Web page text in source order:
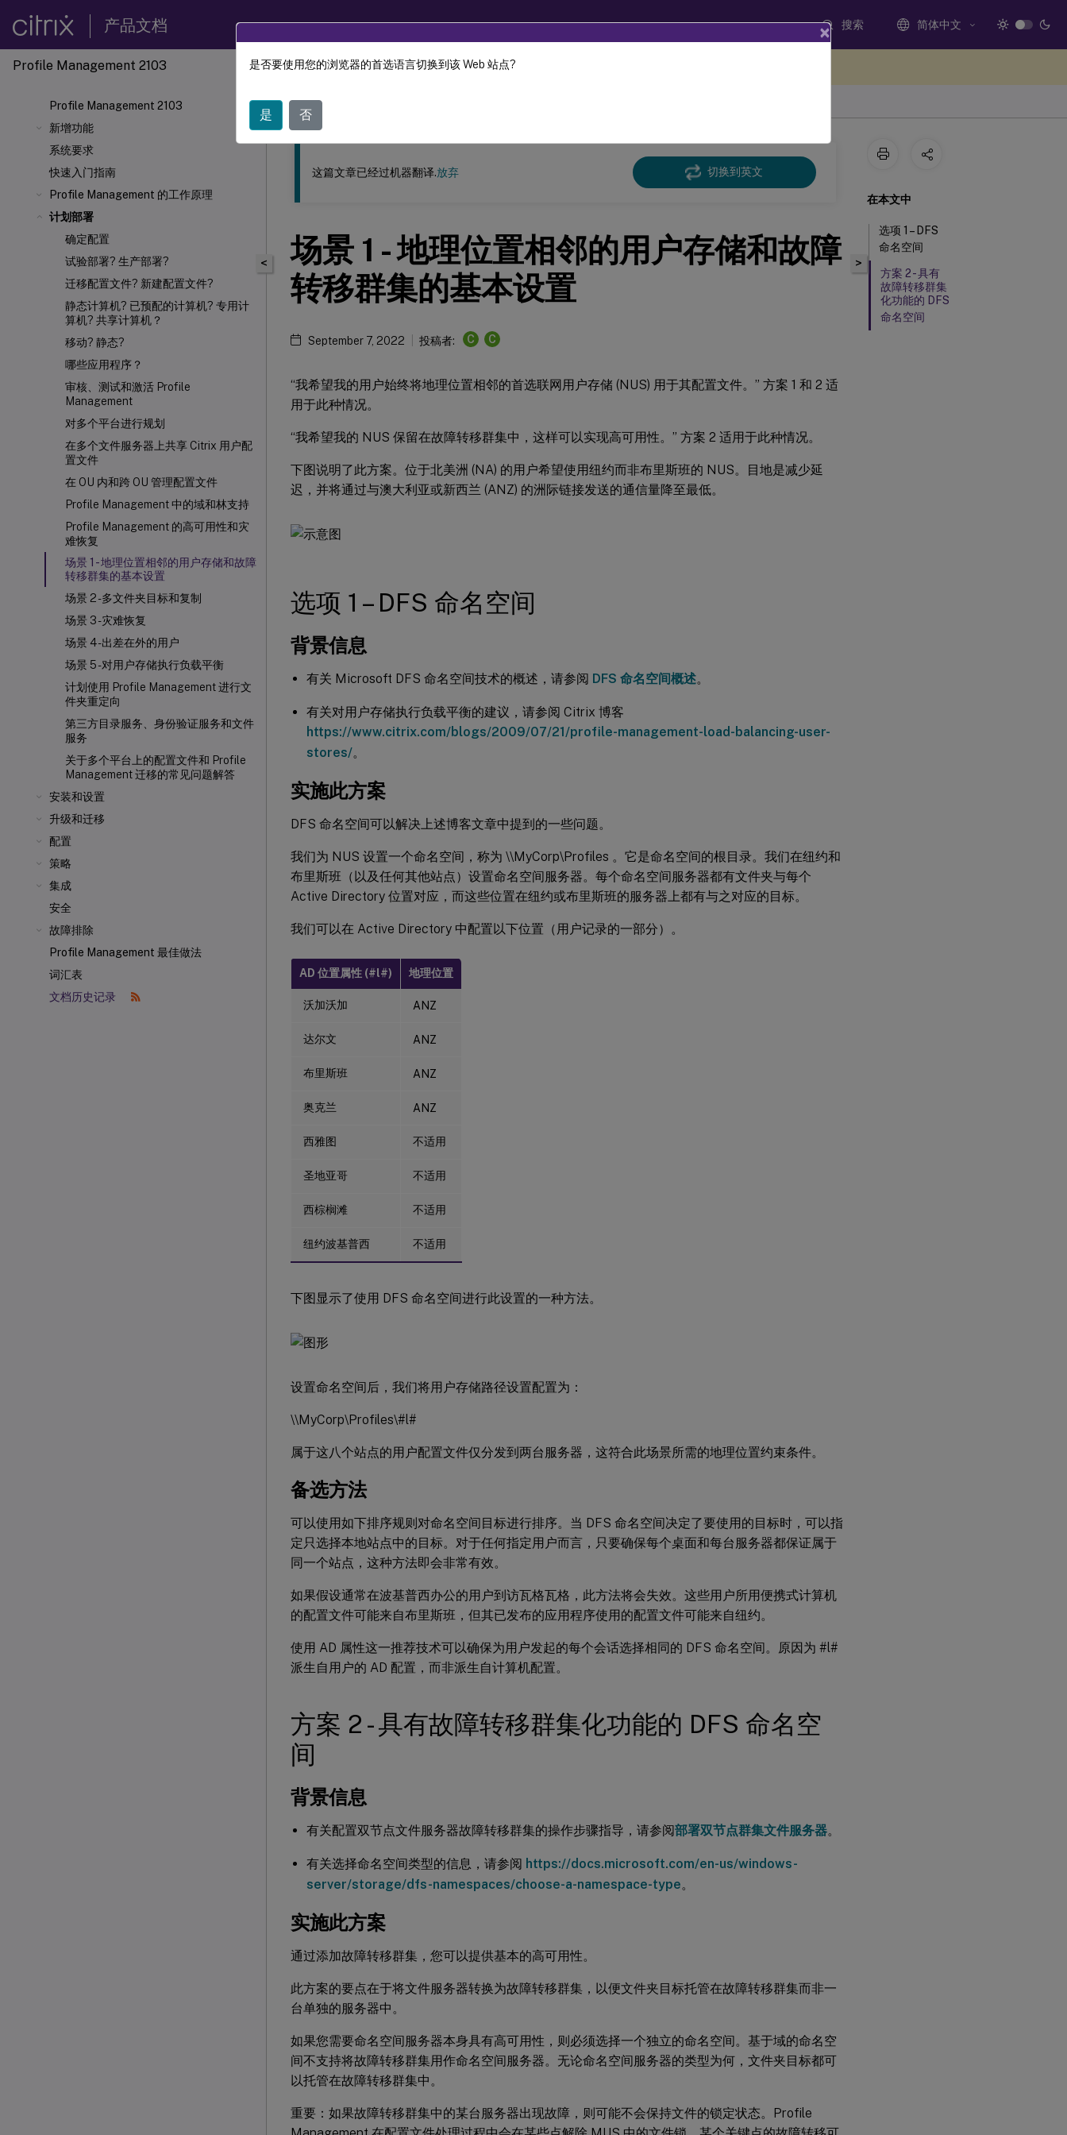
产品文档 搜索 简体中文
Profile Management 2103
Profile Management 2103
新增功能
系统要求
快速入门指南
Profile Management 的工作原理
计划部署
确定配置
试验部署? 生产部署?
迁移配置文件? 新建配置文件?
静态计算机? 已预配的计算机? 专用计
算机? 共享计算机？
移动? 静态?
哪些应用程序？
审核、测试和激活 Profile
Management
对多个平台进行规划
在多个文件服务器上共享 Citrix 用户配
置文件
在 OU 内和跨 OU 管理配置文件
Profile Management 中的域和林支持
Profile Management 的高可用性和灾
难恢复
场景 1 - 地理位置相邻的用户存储和故障
转移群集的基本设置
场景 2 - 多文件夹目标和复制
场景 3 - 灾难恢复
场景 4 - 出差在外的用户
场景 5 - 对用户存储执行负载平衡
计划使用 Profile Management 进行文
件夹重定向
第三方目录服务、身份验证服务和文件
服务
关于多个平台上的配置文件和 Profile
Management 迁移的常见问题解答
安装和设置
升级和迁移
配置
策略
集成
安全
故障排除
Profile Management 最佳做法
词汇表
文档历史记录
此内容已经过机器动态翻译。
<
这篇文章已经过机器翻译.放弃 切换到英文
场景 1 - 地理位置相邻的用户存储和故障
转移群集的基本设置
September 7, 2022 投稿者: C C
“我希望我的用户始终将地理位置相邻的首选联网用户存储 (NUS) 用于其配置文件。” 方案 1 和 2 适
用于此种情况。
“我希望我的 NUS 保留在故障转移群集中，这样可以实现高可用性。” 方案 2 适用于此种情况。
下图说明了此方案。位于北美洲 (NA) 的用户希望使用纽约而非布里斯班的 NUS。目地是减少延
迟，并将通过与澳大利亚或新西兰 (ANZ) 的洲际链接发送的通信量降至最低。
选项 1 – DFS 命名空间
背景信息
有关 Microsoft DFS 命名空间技术的概述，请参阅 DFS 命名空间概述。
有关对用户存储执行负载平衡的建议，请参阅 Citrix 博客
https://www.citrix.com/blogs/2009/07/21/profile-management-load-balancing-user-
stores/。
实施此方案
DFS 命名空间可以解决上述博客文章中提到的一些问题。
我们为 NUS 设置一个命名空间，称为 \\MyCorp\Profiles 。它是命名空间的根目录。我们在纽约和
布里斯班（以及任何其他站点）设置命名空间服务器。每个命名空间服务器都有文件夹与每个
Active Directory 位置对应，而这些位置在纽约或布里斯班的服务器上都有与之对应的目标。
我们可以在 Active Directory 中配置以下位置（用户记录的一部分）。
AD 位置属性 (#l#) 地理位置
沃加沃加 ANZ
达尔文 ANZ
布里斯班 ANZ
奥克兰 ANZ
西雅图 不适用
圣地亚哥 不适用
西棕榈滩 不适用
纽约波基普西 不适用
下图显示了使用 DFS 命名空间进行此设置的一种方法。
设置命名空间后，我们将用户存储路径设置配置为：
\\MyCorp\Profiles\#l#
属于这八个站点的用户配置文件仅分发到两台服务器，这符合此场景所需的地理位置约束条件。
备选方法
可以使用如下排序规则对命名空间目标进行排序。当 DFS 命名空间决定了要使用的目标时，可以指
定只选择本地站点中的目标。对于任何指定用户而言，只要确保每个桌面和每台服务器都保证属于
同一个站点，这种方法即会非常有效。
如果假设通常在波基普西办公的用户到访瓦格瓦格，此方法将会失效。这些用户所用便携式计算机
的配置文件可能来自布里斯班，但其已发布的应用程序使用的配置文件可能来自纽约。
使用 AD 属性这一推荐技术可以确保为用户发起的每个会话选择相同的 DFS 命名空间。原因为 #l#
派生自用户的 AD 配置，而非派生自计算机配置。
方案 2 - 具有故障转移群集化功能的 DFS 命名空
间
背景信息
有关配置双节点文件服务器故障转移群集的操作步骤指导，请参阅部署双节点群集文件服务器。
有关选择命名空间类型的信息，请参阅 https://docs.microsoft.com/en-us/windows-
server/storage/dfs-namespaces/choose-a-namespace-type。
实施此方案
通过添加故障转移群集，您可以提供基本的高可用性。
此方案的要点在于将文件服务器转换为故障转移群集，以便文件夹目标托管在故障转移群集而非一
台单独的服务器中。
如果您需要命名空间服务器本身具有高可用性，则必须选择一个独立的命名空间。基于域的命名空
间不支持将故障转移群集用作命名空间服务器。无论命名空间服务器的类型为何，文件夹目标都可
以托管在故障转移群集中。
重要：如果故障转移群集中的某台服务器出现故障，则可能不会保持文件的锁定状态。Profile
>
在本文中
选项 1 – DFS
命名空间
方案 2 - 具有
故障转移群集
化功能的 DFS
命名空间
×
是否要使用您的浏览器的首选语言切换到该 Web 站点?
是 否